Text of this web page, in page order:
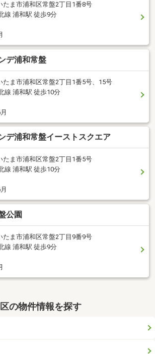
たま市浦和区常盤2丁目1番8号
線 浦和駅 徒歩9分
デ浦和常盤
たま市浦和区常盤2丁目1番5号、15号
線 浦和駅 徒歩10分
デ浦和常盤イーストスクエア
たま市浦和区常盤2丁目1番5号
線 浦和駅 徒歩10分
公園
たま市浦和区常盤2丁目9番9号
線 浦和駅 徒歩9分
の物件情報を探す